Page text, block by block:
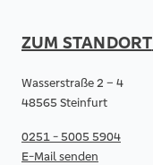
ZUM STANDORT
Wasserstraße 2 – 4
48565 Steinfurt
0251 - 5005 5904
E-Mail senden